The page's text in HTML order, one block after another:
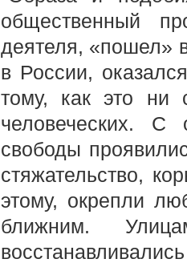
общественный
деятеля, «пошел»
в России,
тому, как это ни
человеческих. С
свободы
стяжательство,
этому, окрепли
ближним.